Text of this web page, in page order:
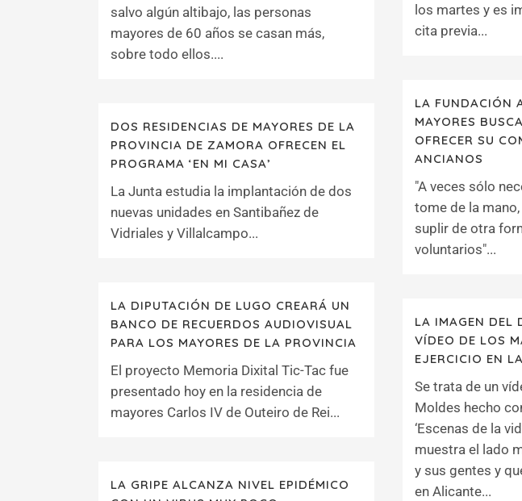
salvo algún altibajo, las personas
mayores de 60 años se casan más,
sobre todo ellos....
los martes y es
cita previa...
LA FUNDACIÓN
MAYORES
OFRECER SU
ANCIANOS
"A veces sólo
tome de la
suplir de otra
voluntarios"...
DOS RESIDENCIAS DE MAYORES DE LA
PROVINCIA DE ZAMORA OFRECEN EL
PROGRAMA ‘EN MI CASA’
La Junta estudia la implantación de dos
nuevas unidades en Santibañez de
Vidriales y Villalcampo...
LA DIPUTACIÓN DE LUGO CREARÁ UN
BANCO DE RECUERDOS AUDIOVISUAL
PARA LOS MAYORES DE LA PROVINCIA
El proyecto Memoria Dixital Tic-Tac fue
presentado hoy en la residencia de
mayores Carlos IV de Outeiro de Rei...
LA IMAGEN DEL
VÍDEO DE LOS
EJERCICIO EN
Se trata de un
Moldes hecho
‘Escenas de la
muestra el lado
y sus gentes y
en Alicante...
LA GRIPE ALCANZA NIVEL EPIDÉMICO